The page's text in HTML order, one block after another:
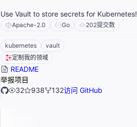
Use Vault to store secrets for Kubernetes!
Apache-2.0 Go 202提交数
kubernetes
vault
定制我的领域
README
举报项目
32
938 132访问 GitHub